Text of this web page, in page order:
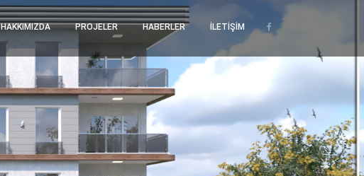
HAKKIMIZDA PROJELER HABERLER İLETİŞİM